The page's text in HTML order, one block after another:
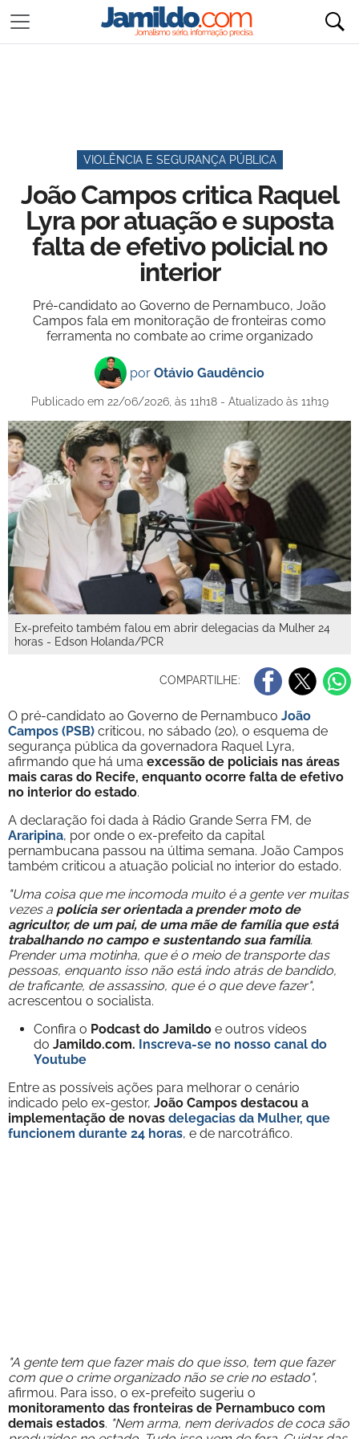
VIOLÊNCIA E SEGURANÇA PÚBLICA
João Campos critica Raquel
Lyra por atuação e suposta
falta de efetivo policial no
interior
Pré-candidato ao Governo de Pernambuco, João
Campos fala em monitoração de fronteiras como
ferramenta no combate ao crime organizado
por Otávio Gaudêncio
Publicado em 22/06/2026, às 11h18 - Atualizado às 11h19
Ex-prefeito também falou em abrir delegacias da Mulher 24
horas - Edson Holanda/PCR
COMPARTILHE:
O pré-candidato ao Governo de Pernambuco João
Campos (PSB) criticou, no sábado (20), o esquema de
segurança pública da governadora Raquel Lyra,
afirmando que há uma excessão de policiais nas áreas
mais caras do Recife, enquanto ocorre falta de efetivo
no interior do estado.
A declaração foi dada à Rádio Grande Serra FM, de
Araripina, por onde o ex-prefeito da capital
pernambucana passou na última semana. João Campos
também criticou a atuação policial no interior do estado.
"Uma coisa que me incomoda muito é a gente ver muitas
vezes a polícia ser orientada a prender moto de
agricultor, de um pai, de uma mãe de família que está
trabalhando no campo e sustentando sua família.
Prender uma motinha, que é o meio de transporte das
pessoas, enquanto isso não está indo atrás de bandido,
de traficante, de assassino, que é o que deve fazer",
acrescentou o socialista.
Confira o Podcast do Jamildo e outros vídeos
do Jamildo.com. Inscreva-se no nosso canal do
Youtube
Entre as possíveis ações para melhorar o cenário
indicado pelo ex-gestor, João Campos destacou a
implementação de novas delegacias da Mulher, que
funcionem durante 24 horas, e de narcotráfico.
"A gente tem que fazer mais do que isso, tem que fazer
com que o crime organizado não se crie no estado",
afirmou. Para isso, o ex-prefeito sugeriu o
monitoramento das fronteiras de Pernambuco com
demais estados. "Nem arma, nem derivados de coca são